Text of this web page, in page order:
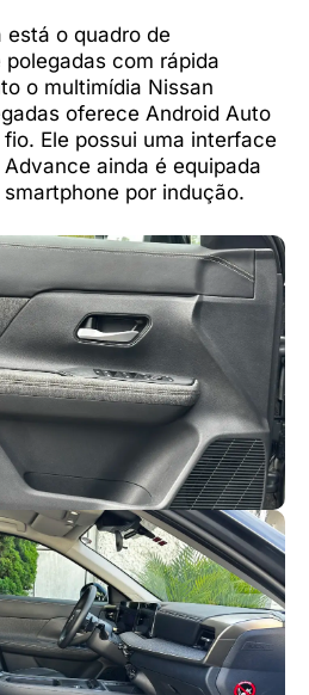
o quadro de
com rápida
o multimídia Nissan
oferece Android Auto
Ele possui uma interface
ainda é equipada
por indução.